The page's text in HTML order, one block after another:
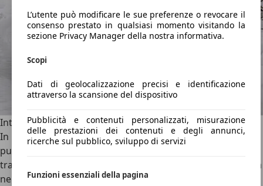
L’utente può modificare le sue preferenze o revocare il
consenso prestato in qualsiasi momento visitando la
sezione Privacy Manager della nostra informativa.
Scopi
Dati di geolocalizzazione precisi e identificazione
attraverso la scansione del dispositivo
Pubblicità e contenuti personalizzati, misurazione
delle prestazioni dei contenuti e degli annunci,
ricerche sul pubblico, sviluppo di servizi
Funzioni essenziali della pagina
Interni robusti e ben studiati
In linea con il carattere del modello, anche l’abitacolo
punta prima di tutto sulla funzionalità. I materiali
trasmettono una buona sensazione di robustezza e durata
nel tempo. Fa eccezione la finitura nero lucido della